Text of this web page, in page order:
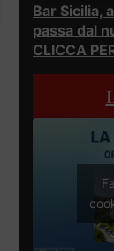
Bar Sicilia,
passa dal
CLICCA